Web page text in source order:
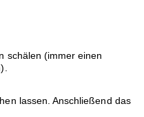
schälen (immer einen
lassen. Anschließend das